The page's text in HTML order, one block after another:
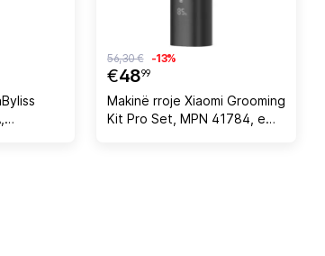
€4899
56,30 € -13%
Makinë rroje Xiaomi Grooming
Kit Pro Set, MPN 41784, e